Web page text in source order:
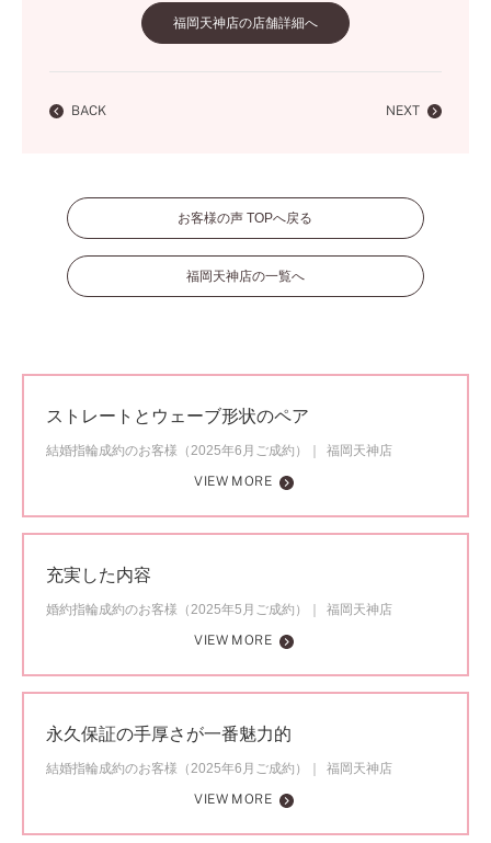
福岡天神店の店舗詳細へ
BACK NEXT
お客様の声 TOPへ戻る
福岡天神店の一覧へ
ストレートとウェーブ形状のペア
結婚指輪成約のお客様（2025年6月ご成約）
福岡天神店
VIEW MORE
充実した内容
婚約指輪成約のお客様（2025年5月ご成約）
福岡天神店
VIEW MORE
永久保証の手厚さが一番魅力的
結婚指輪成約のお客様（2025年6月ご成約）
福岡天神店
VIEW MORE